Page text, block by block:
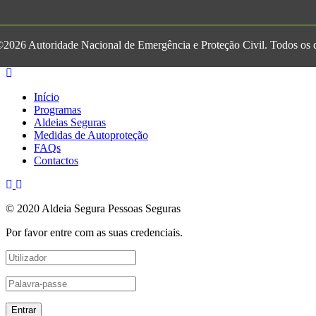
Autoridade Nacional de Emergência e Proteção Civil. Todos os
Início
Programas
Aldeias Seguras
Medidas de Autoproteção
FAQs
Contactos
© 2020 Aldeia Segura Pessoas Seguras
Por favor entre com as suas credenciais.